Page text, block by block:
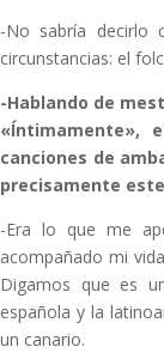
-No sabría decirlo
circunstancias: el
-Hablando de
«Íntimamente»,
canciones de
precisamente
-Era lo que me
acompañado mi
Digamos que es
española y la
un canario.